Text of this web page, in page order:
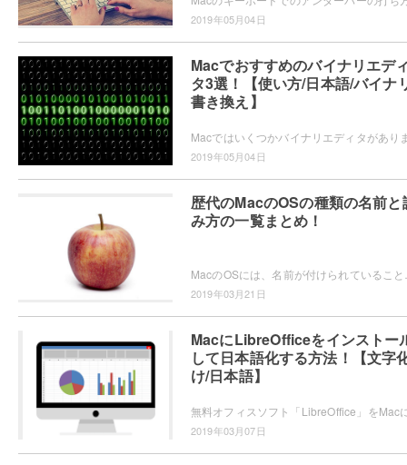
2019年05月04日
Macでおすすめのバイナリエデ
タ3選！【使い方/日本語/バイナ
書き換え】
2019年05月04日
歴代のMacのOSの種類の名前と
み方の一覧まとめ！
2019年03月21日
MacにLibreOfficeをインストー
して日本語化する方法！【文字
け/日本語】
2019年03月07日